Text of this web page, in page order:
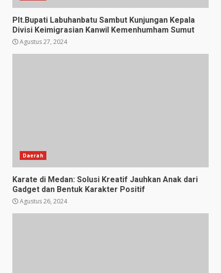
Plt.Bupati Labuhanbatu Sambut Kunjungan Kepala
Divisi Keimigrasian Kanwil Kemenhumham Sumut
Agustus 27, 2024
Daerah
Karate di Medan: Solusi Kreatif Jauhkan Anak dari
Gadget dan Bentuk Karakter Positif
Agustus 26, 2024